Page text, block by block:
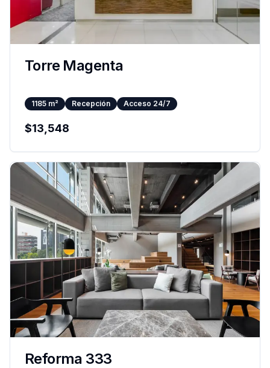
Torre Magenta
1185 m² Recepción Acceso 24/7
$13,548
Reforma 333